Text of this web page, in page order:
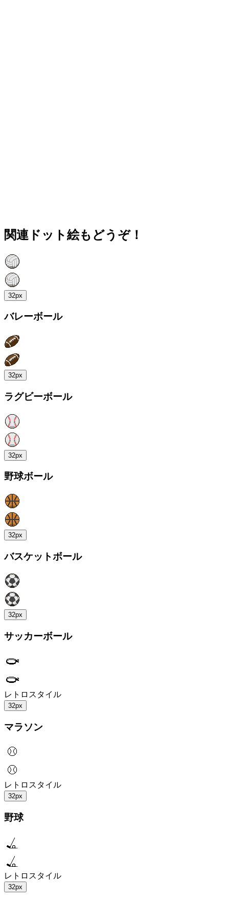
関連ドット絵もどうぞ！
32px
バレーボール
32px
ラグビーボール
32px
野球ボール
32px
バスケットボール
32px
サッカーボール
レトロスタイル
32px
マラソン
レトロスタイル
32px
野球
レトロスタイル
32px